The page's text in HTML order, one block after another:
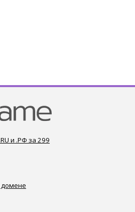
и .РФ за 299
домене